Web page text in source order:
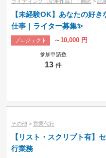
【未経験OK】あなたの好
仕事｜ライター募集✨
プロジェクト ～10,000 円
参加申請数
13件
その他 > 営業代行
【リスト・スクリプト有】
行業務